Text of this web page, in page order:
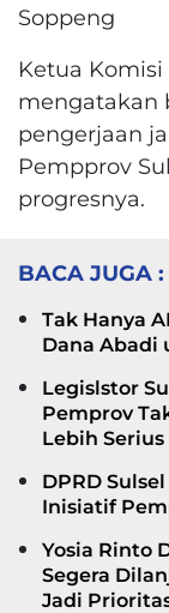
Soppeng
Ketua Komisi
mengatakan
pengerjaan
Pempprov
progresnya.
BACA JUGA :
Tak Hanya
Dana Abadi
Legislstor
Pemprov
Lebih Serius
DPRD
Inisiatif
Yosia Rinto
Segera
Jadi